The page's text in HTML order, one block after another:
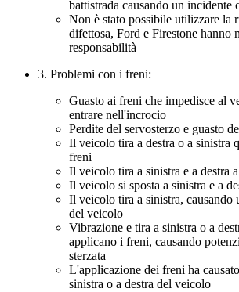
battistrada causando un incidente
Non è stato possibile utilizzare la
difettosa, Ford e Firestone hanno
responsabilità
3. Problemi con i freni:
Guasto ai freni che impedisce al
entrare nell'incrocio
Perdite del servosterzo e guasto
Il veicolo tira a destra o a sinistra
freni
Il veicolo tira a sinistra e a destra
Il veicolo si sposta a sinistra e a
Il veicolo tira a sinistra, causando
del veicolo
Vibrazione e tira a sinistra o a
applicano i freni, causando
sterzata
L'applicazione dei freni ha
sinistra o a destra del veicolo